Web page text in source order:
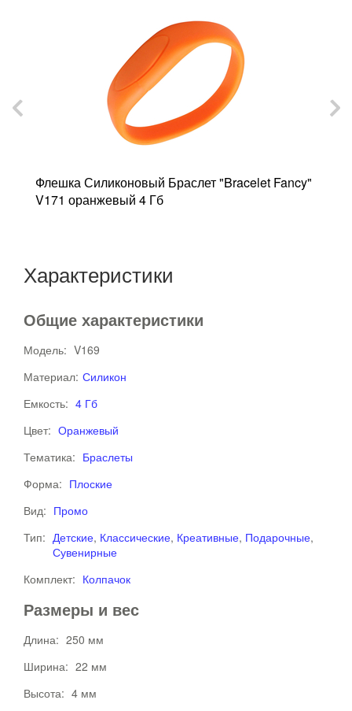
Флешка Силиконовый Браслет "Bracelet Fancy"
V171 оранжевый 4 Гб
Характеристики
Общие характеристики
Модель: V169
Материал: Силикон
Емкость: 4 Гб
Цвет: Оранжевый
Тематика: Браслеты
Форма: Плоские
Вид: Промо
Тип: Детские, Классические, Креативные, Подарочные,
Сувенирные
Комплект: Колпачок
Размеры и вес
Длина: 250 мм
Ширина: 22 мм
Высота: 4 мм